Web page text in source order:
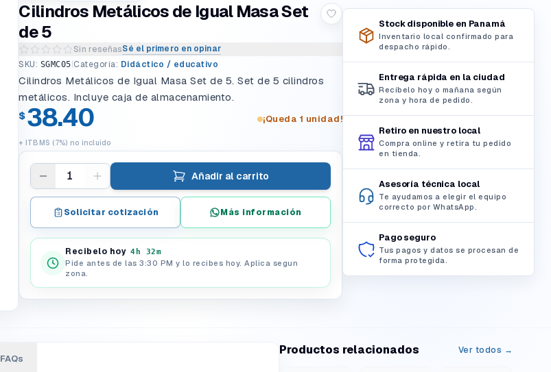
Cilindros Metálicos de Igual Masa Set
de 5
Sin reseñasSé el primero en opinar
Escribir una reseña del producto
SKU: SGMC05 Categoría: Didáctico / educativo
Cilindros Metálicos de Igual Masa Set de 5. Set de 5 cilindros
metálicos. Incluye caja de almacenamiento.
$38.40
+ ITBMS (7%) no incluido
¡Queda 1 unidad!
1 Añadir al carrito
Solicitar cotización Más información
Recibelo hoy 4h 31m
Pide antes de las 3:30 PM y lo recibes hoy. Aplica segun
zona.
Stock disponible en Panamá
Inventario local confirmado para
despacho rápido.
Entrega rápida en la ciudad
Recíbelo hoy o mañana según
zona y hora de pedido.
Retiro en nuestro local
Compra online y retira tu pedido
en tienda.
Asesoría técnica local
Te ayudamos a elegir el equipo
correcto por WhatsApp.
Pago seguro
Tus pagos y datos se procesan de
forma protegida.
FAQs
Productos relacionados Ver todos →